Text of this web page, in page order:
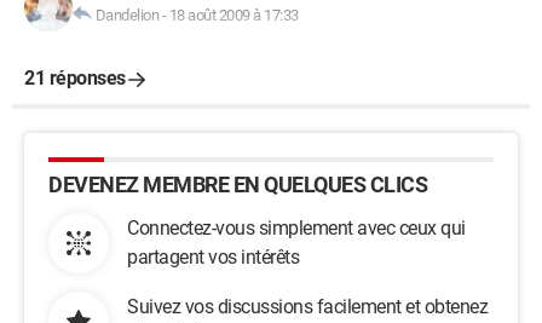
Dandelion- 18 août 2009 à 17:33
21 réponses
DEVENEZ MEMBRE EN QUELQUES CLICS
Connectez-vous simplement avec ceux qui
partagent vos intérêts
Suivez vos discussions facilement et obtenez